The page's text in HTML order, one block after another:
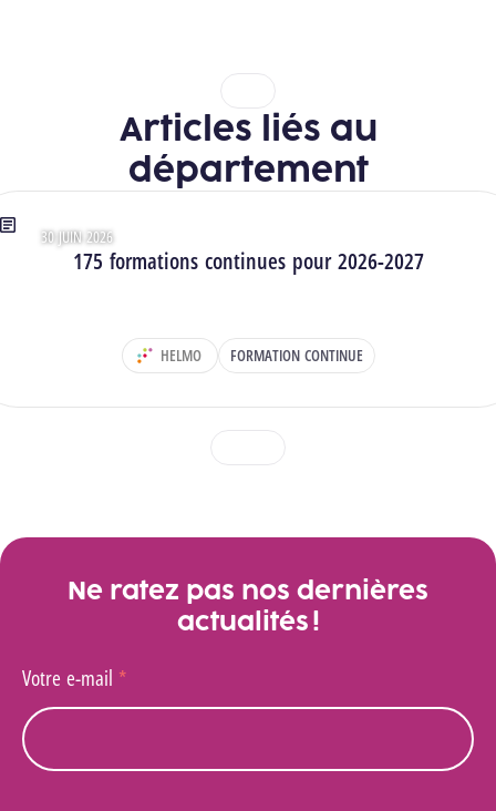
1
Articles liés au
département
175 formations continues pour 2026-2027
Type : Articles
30 JUIN 2026
DÉPARTEMENT :
HELMO FORMATION CONTINUE
1 2
Ne ratez pas nos dernières
actualités !
Votre e-mail *